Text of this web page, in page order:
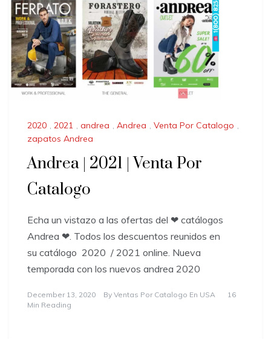
2020 , 2021 , andrea , Andrea , Venta Por Catalogo ,
zapatos Andrea
Andrea | 2021 | Venta Por
Catalogo
Echa un vistazo a las ofertas del ❤ catálogos
Andrea ❤. Todos los descuentos reunidos en
su catálogo 2020 / 2021 online. Nueva
temporada con los nuevos andrea 2020
December 13, 2020 By Ventas Por Catalogo En USA
16
Min Reading